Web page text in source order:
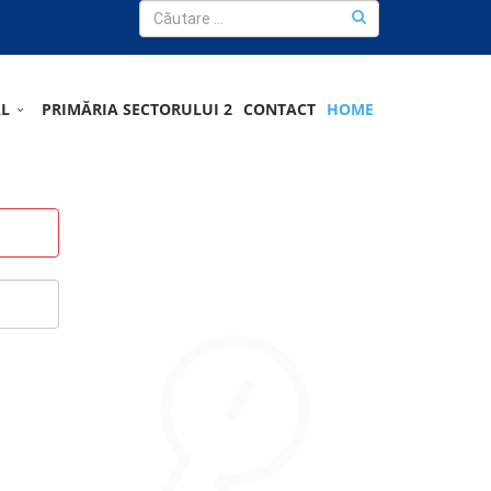
PRIMĂRIA SECTORULUI 2 CONTACT HOME